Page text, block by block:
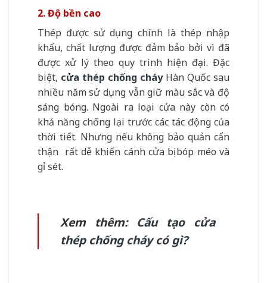
2. Độ bền cao
Thép được sử dụng chính là thép nhập
khẩu, chất lượng được đảm bảo bởi vì đã
được xử lý theo quy trình hiện đại. Đặc
biệt, cửa thép chống cháyHàn Quốc sau
nhiều năm sử dụng vẫn giữ màu sắc và độ
sáng bóng. Ngoài ra loại cửa này còn có
khả năng chống lại trước các tác động của
thời tiết. Nhưng nếu không bảo quản cẩn
thận rất dễ khiến cánh cửa bị bóp méo và
gỉ sét.
Xem thêm: Cấu tạo cửa
thép chống cháy có gì?